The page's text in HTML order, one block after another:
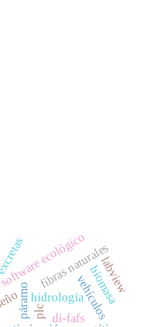
páramo hidrología
ecológico
di-fafs
fibras naturales
vehículos
biomasa
excretas
plc
labview